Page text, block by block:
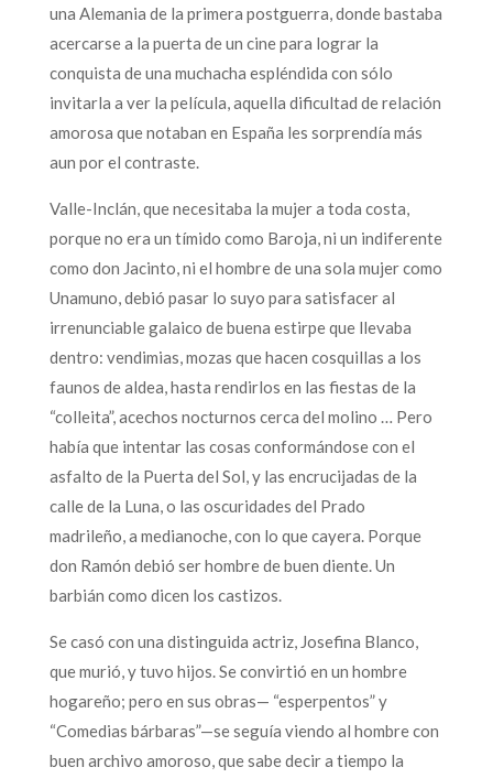
una Alemania de la primera postguerra, donde bastaba
acercarse a la puerta de un cine para lograr la
conquista de una muchacha espléndida con sólo
invitarla a ver la película, aquella dificultad de relación
amorosa que notaban en España les sorprendía más
aun por el contraste.
Valle-Inclán, que necesitaba la mujer a toda costa,
porque no era un tímido como Baroja, ni un indiferente
como don Jacinto, ni el hombre de una sola mujer como
Unamuno, debió pasar lo suyo para satisfacer al
irrenunciable galaico de buena estirpe que llevaba
dentro: vendimias, mozas que hacen cosquillas a los
faunos de aldea, hasta rendirlos en las fiestas de la
“colleita”, acechos nocturnos cerca del molino … Pero
había que intentar las cosas conformándose con el
asfalto de la Puerta del Sol, y las encrucijadas de la
calle de la Luna, o las oscuridades del Prado
madrileño, a medianoche, con lo que cayera. Porque
don Ramón debió ser hombre de buen diente. Un
barbián como dicen los castizos.
Se casó con una distinguida actriz, Josefina Blanco,
que murió, y tuvo hijos. Se convirtió en un hombre
hogareño; pero en sus obras— “esperpentos” y
“Comedias bárbaras”—se seguía viendo al hombre con
buen archivo amoroso, que sabe decir a tiempo la